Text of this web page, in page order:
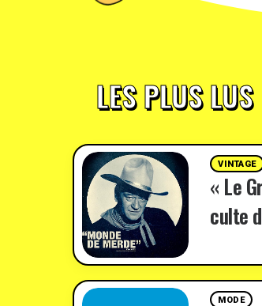
LES PLUS LUS
VINTAGE
« Le
culte
MODE